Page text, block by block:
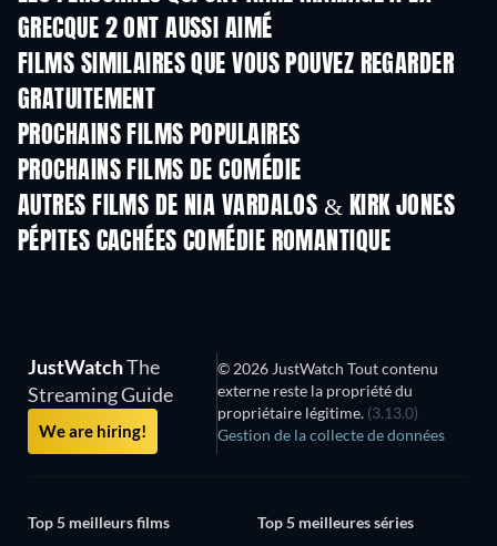
GRECQUE 2 ONT AUSSI AIMÉ
FILMS SIMILAIRES QUE VOUS POUVEZ REGARDER
GRATUITEMENT
PROCHAINS FILMS POPULAIRES
PROCHAINS FILMS DE COMÉDIE
AUTRES FILMS DE NIA VARDALOS & KIRK JONES
PÉPITES CACHÉES COMÉDIE ROMANTIQUE
JustWatchThe
Streaming Guide
We are hiring!
© 2026 JustWatch Tout contenu
externe reste la propriété du
propriétaire légitime. (3.13.0)
Gestion de la collecte de données
Top 5 meilleurs films
Top 5 meilleures séries